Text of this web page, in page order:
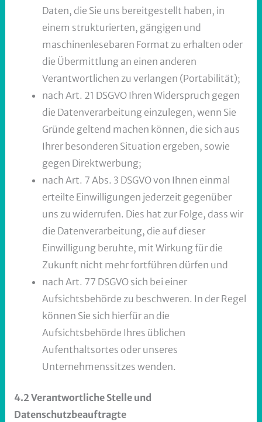
Daten, die Sie uns bereitgestellt haben, in
einem strukturierten, gängigen und
maschinenlesebaren Format zu erhalten oder
die Übermittlung an einen anderen
Verantwortlichen zu verlangen (Portabilität);
nach Art. 21 DSGVO Ihren Widerspruch gegen
die Datenverarbeitung einzulegen, wenn Sie
Gründe geltend machen können, die sich aus
Ihrer besonderen Situation ergeben, sowie
gegen Direktwerbung;
nach Art. 7 Abs. 3 DSGVO von Ihnen einmal
erteilte Einwilligungen jederzeit gegenüber
uns zu widerrufen. Dies hat zur Folge, dass wir
die Datenverarbeitung, die auf dieser
Einwilligung beruhte, mit Wirkung für die
Zukunft nicht mehr fortführen dürfen und
nach Art. 77 DSGVO sich bei einer
Aufsichtsbehörde zu beschweren. In der Regel
können Sie sich hierfür an die
Aufsichtsbehörde Ihres üblichen
Aufenthaltsortes oder unseres
Unternehmenssitzes wenden.
4.2 Verantwortliche Stelle und
Datenschutzbeauftragte